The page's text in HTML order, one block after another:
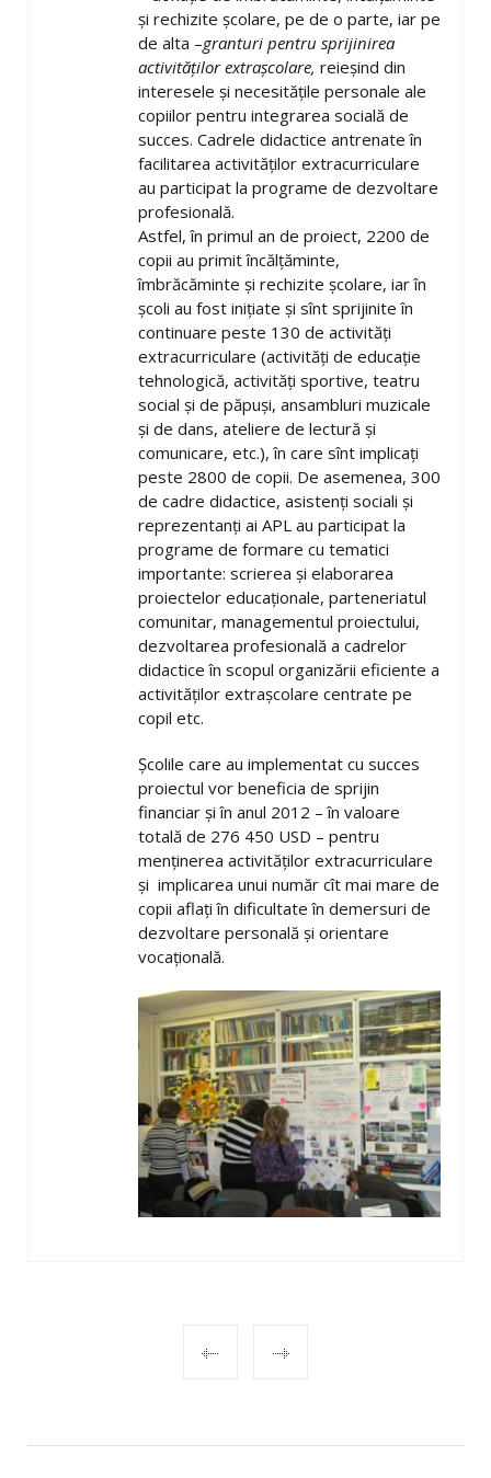
şi rechizite şcolare, pe de o parte, iar pe
de alta –granturi pentru sprijinirea
activităţilor extraşcolare, reieşind din
interesele şi necesităţile personale ale
copiilor pentru integrarea socială de
succes. Cadrele didactice antrenate în
facilitarea activităţilor extracurriculare
au participat la programe de dezvoltare
profesională.
Astfel, în primul an de proiect, 2200 de
copii au primit încălţăminte,
îmbrăcăminte şi rechizite şcolare, iar în
şcoli au fost iniţiate şi sînt sprijinite în
continuare peste 130 de activităţi
extracurriculare (activităţi de educaţie
tehnologică, activităţi sportive, teatru
social şi de păpuşi, ansambluri muzicale
şi de dans, ateliere de lectură şi
comunicare, etc.), în care sînt implicaţi
peste 2800 de copii. De asemenea, 300
de cadre didactice, asistenţi sociali şi
reprezentanţi ai APL au participat la
programe de formare cu tematici
importante: scrierea şi elaborarea
proiectelor educaţionale, parteneriatul
comunitar, managementul proiectului,
dezvoltarea profesională a cadrelor
didactice în scopul organizării eficiente a
activităţilor extraşcolare centrate pe
copil etc.
Şcolile care au implementat cu succes
proiectul vor beneficia de sprijin
financiar şi în anul 2012 – în valoare
totală de 276 450 USD – pentru
menţinerea activităţilor extracurriculare
şi implicarea unui număr cît mai mare de
copii aflaţi în dificultate în demersuri de
dezvoltare personală şi orientare
vocaţională.
NAVIGATION